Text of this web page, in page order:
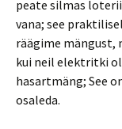
peate silmas
vana; see
räägime mängust,
kui neil elektritki
hasartmäng; See
osaleda.